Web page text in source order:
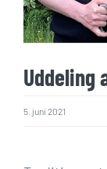
Uddeling
5. juni 2021